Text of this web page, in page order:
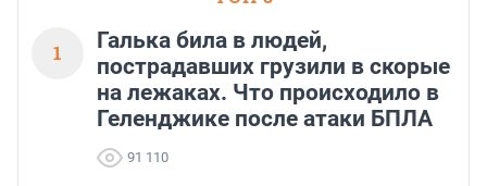
1
Галька била в людей,
пострадавших грузили в скорые
на лежаках. Что происходило в
Геленджике после атаки БПЛА
91 110